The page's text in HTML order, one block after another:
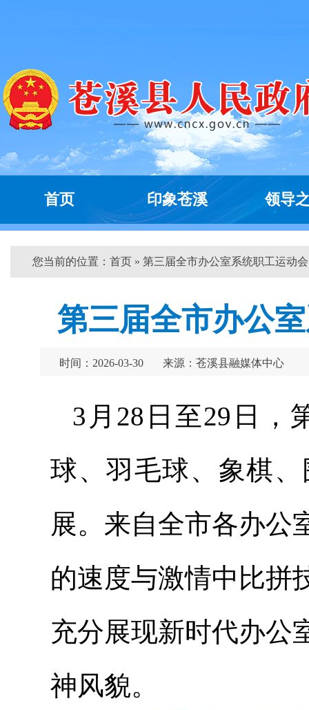
首页 印象苍溪 领导
您当前的位置： 首页 » 第三届全市办公室系统职工运动
第三届全市办公
时间：2026-03-30 来源：苍溪县融媒体中心
3月28日至29日，
球、羽毛球、象棋
展。来自全市各办公
的速度与激情中比拼
充分展现新时代办公
神风貌。